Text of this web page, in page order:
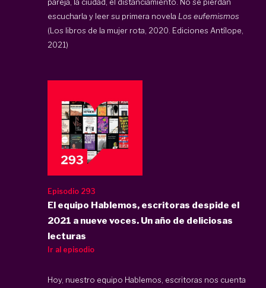
escucharla y leer su primera novela Los eufemismos
(Los libros de la mujer rota, 2020. Ediciones Antílope,
2021)
Episodio 293
El equipo Hablemos, escritoras despide el
2021 a nueve voces. Un año de deliciosas
lecturas
Ir al episodio
Hoy, nuestro equipo Hablemos, escritoras nos cuenta